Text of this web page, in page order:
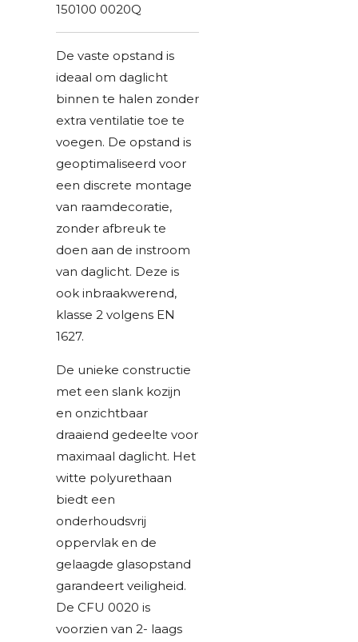
150100 0020Q
De vaste opstand is
ideaal om daglicht
binnen te halen zonder
extra ventilatie toe te
voegen. De opstand is
geoptimaliseerd voor
een discrete montage
van raamdecoratie,
zonder afbreuk te
doen aan de instroom
van daglicht. Deze is
ook inbraakwerend,
klasse 2 volgens EN
1627.
De unieke constructie
met een slank kozijn
en onzichtbaar
draaiend gedeelte voor
maximaal daglicht. Het
witte polyurethaan
biedt een
onderhoudsvrij
oppervlak en de
gelaagde glasopstand
garandeert veiligheid.
De CFU 0020 is
voorzien van 2- laags